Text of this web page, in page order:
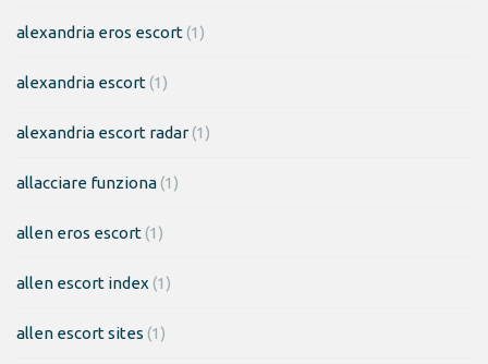
alexandria eros escort(1)
alexandria escort(1)
alexandria escort radar(1)
allacciare funziona(1)
allen eros escort(1)
allen escort index (1)
allen escort sites (1)